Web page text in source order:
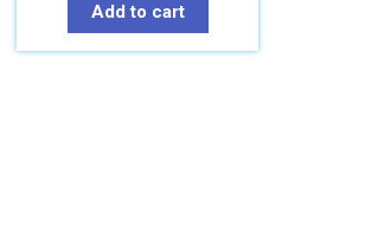
Add to cart